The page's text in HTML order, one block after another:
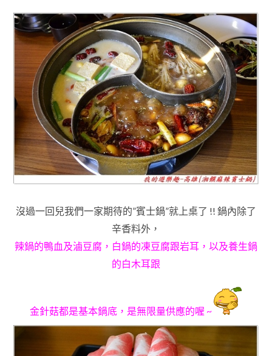
沒過一回兒我們一家期待的”賓士鍋”就上桌了 !! 鍋內除了
辛香料外 ，
辣鍋的鴨血及滷豆腐 ， 白鍋的凍豆腐跟岩耳 ， 以及養生鍋
的白木耳跟
金針菇都是基本鍋底，是無限量供應的喔 ~